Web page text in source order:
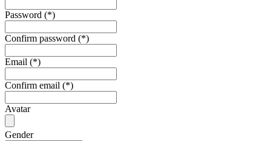
Password (*)
Confirm password (*)
Email (*)
Confirm email (*)
Avatar
Gender